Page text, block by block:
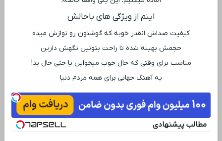
اینم از ویژگی ‌های باحالش
کیفیت صداش انقدر خوبه که گوشتون رو نوازش میده
حجمش بهینه شده تا راحت بتونین نگهش دارین
مناسب برای وقتی که حال خوب میخواین یا حتی حال بد!
یه آهنگ جهانی برای همه مردم دنیا
مطالب پیشنهادی